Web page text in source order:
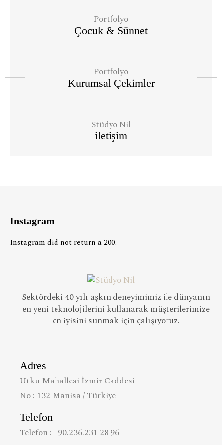
Portfolyo
Çocuk & Sünnet
Portfolyo
Kurumsal Çekimler
Stüdyo Nil
iletişim
Instagram
Instagram did not return a 200.
Sektördeki 40 yılı aşkın deneyimimiz ile dünyanın
en yeni teknolojilerini kullanarak müşterilerimize
en iyisini sunmak için çalışıyoruz.
Adres
Utku Mahallesi İzmir Caddesi
No : 132 Manisa / Türkiye
Telefon
Telefon : +90.236.231 28 96